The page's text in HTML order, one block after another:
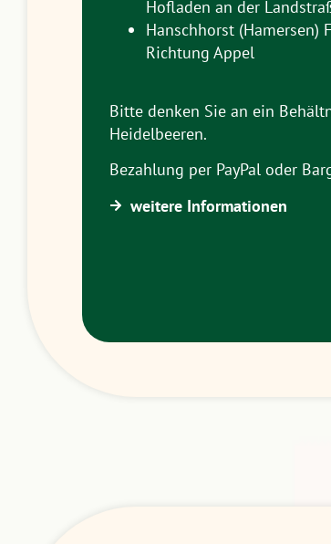
Hofladen an der
Hanschhorst (Hamersen)
Richtung Appel
Bitte denken Sie an ein
Heidelbeeren.
Bezahlung per PayPal oder
weitere Informationen